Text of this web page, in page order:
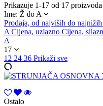
Prikazuje 1-17 od 17 proizvoda
Ime: Ž do A
Prodaja, od najviših do najnižih
A Cijena, uzlazno Cijena,
A
17
12 24 36 Prikaži sve
Ostalo